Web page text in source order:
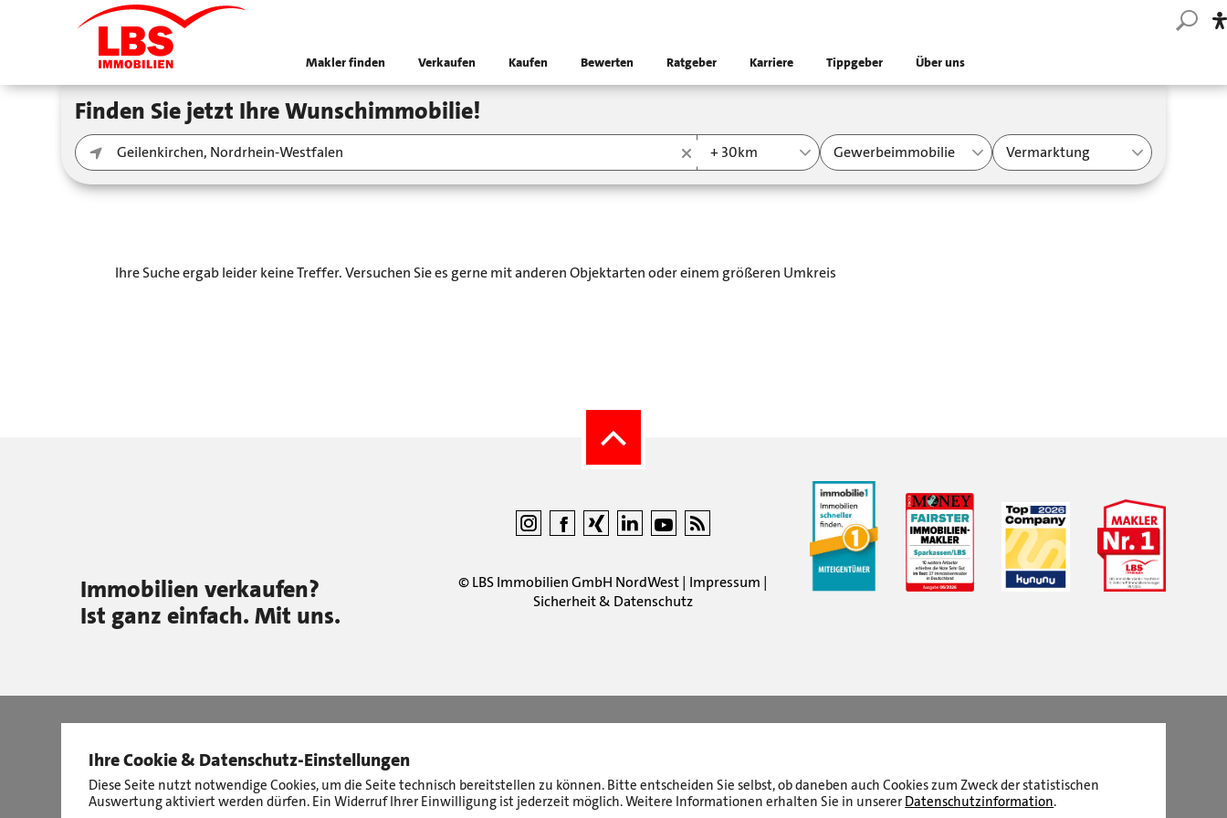
Makler finden Verkaufen Kaufen Bewerten Ratgeber Karriere Tippgeber Über uns
Finden Sie jetzt Ihre Wunschimmobilie!
+ 30km Gewerbeimmobilie Vermarktung
Ihre Suche ergab leider keine Treffer. Versuchen Sie es gerne mit anderen Objektarten oder einem größeren Umkreis
Immobilien verkaufen?
Ist ganz einfach. Mit uns.
©LBS Immobilien GmbH NordWest| Impressum |
Sicherheit & Datenschutz
Ihre Cookie & Datenschutz-Einstellungen
Diese Seite nutzt notwendige Cookies, um die Seite technisch bereitstellen zu können. Bitte entscheiden Sie selbst, ob daneben auch Cookies zum Zweck der statistischen
Auswertung aktiviert werden dürfen. Ein Widerruf Ihrer Einwilligung ist jederzeit möglich. Weitere Informationen erhalten Sie in unserer Datenschutzinformation.